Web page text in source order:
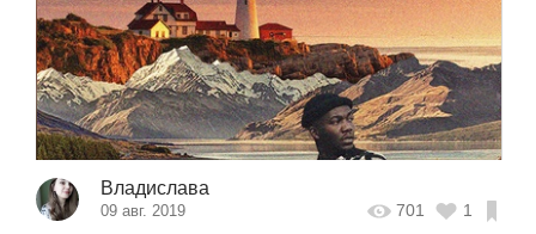
Владислава
09 авг. 2019 701 1